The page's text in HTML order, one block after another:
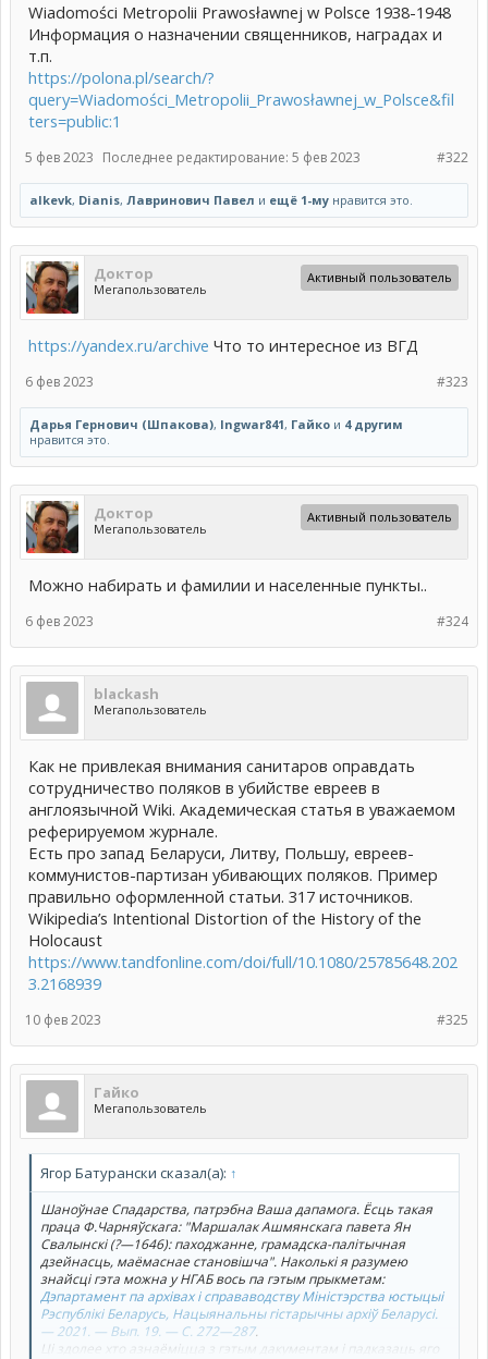
Wiadomości Metropolii Prawosławnej w Polsce 1938-1948
Информация о назначении священников, наградах и
т.п.
https://polona.pl/search/?
query=Wiadomości_Metropolii_Prawosławnej_w_Polsce&fil
ters=public:1
#322
5 фев 2023 Последнее редактирование: 5 фев 2023
alkevk, Dianis, Лавринович Павел и ещё 1-му нравится это.
Доктор
Мегапользователь
Активный пользователь
https://yandex.ru/archive Что то интересное из ВГД
#323
6 фев 2023
Дарья Гернович (Шпакова), Ingwar841, Гайко и 4 другим
нравится это.
Доктор
Мегапользователь
Активный пользователь
Можно набирать и фамилии и населенные пункты..
#324
6 фев 2023
blackash
Мегапользователь
Как не привлекая внимания санитаров оправдать
сотрудничество поляков в убийстве евреев в
англоязычной Wiki. Академическая статья в уважаемом
реферируемом журнале.
Есть про запад Беларуси, Литву, Польшу, евреев-
коммунистов-партизан убивающих поляков. Пример
правильно оформленной статьи. 317 источников.
Wikipedia’s Intentional Distortion of the History of the
Holocaust
https://www.tandfonline.com/doi/full/10.1080/25785648.202
3.2168939
#325
10 фев 2023
Гайко
Мегапользователь
Ягор Батурански сказал(а): ↑
Шаноўнае Спадарства, патрэбна Ваша дапамога. Ёсць такая
праца Ф.Чарняўскага: "Маршалак Ашмянскага павета Ян
Свалынскі (?—1646): паходжанне, грамадска-палітычная
дзейнасць, маёмаснае становішча". Наколькі я разумею
знайсці гэта можна у НГАБ вось па гэтым прыкметам:
Дэпартамент па архівах і справаводству Міністэрства юстыцыі
Рэспублікі Беларусь, Нацыянальны гістарычны архіў Беларусі.
— 2021. — Вып. 19. — С. 272—287.
Ці здолее хто азнаёміцца з гэтым дакументам і падказаць яго